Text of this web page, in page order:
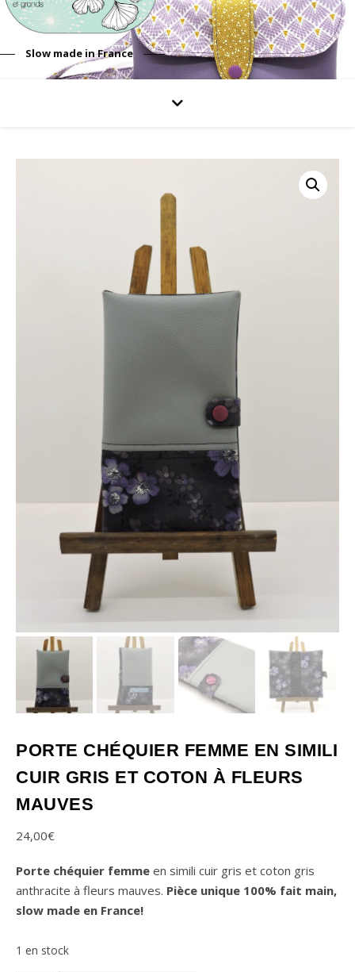
Slow made in France
PORTE CHÉQUIER FEMME EN SIMILI
CUIR GRIS ET COTON À FLEURS
MAUVES
24,00€
Porte chéquier femme en simili cuir gris et coton gris
anthracite à fleurs mauves. Pièce unique 100% fait main,
slow made en France!
1 en stock